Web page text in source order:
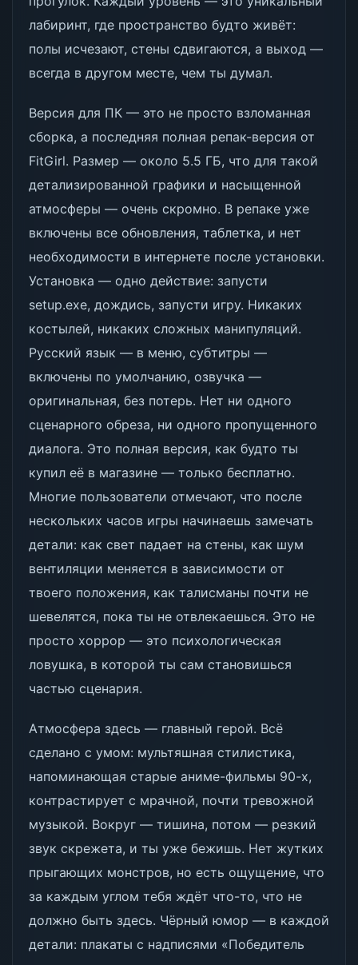
лабиринт, где пространство будто живёт:
полы исчезают, стены сдвигаются, а выход —
всегда в другом месте, чем ты думал.
Версия для ПК — это не просто взломанная
сборка, а последняя полная репак-версия от
FitGirl. Размер — около 5.5 ГБ, что для такой
детализированной графики и насыщенной
атмосферы — очень скромно. В репаке уже
включены все обновления, таблетка, и нет
необходимости в интернете после установки.
Установка — одно действие: запусти
setup.exe, дождись, запусти игру. Никаких
костылей, никаких сложных манипуляций.
Русский язык — в меню, субтитры —
включены по умолчанию, озвучка —
оригинальная, без потерь. Нет ни одного
сценарного обреза, ни одного пропущенного
диалога. Это полная версия, как будто ты
купил её в магазине — только бесплатно.
Многие пользователи отмечают, что после
нескольких часов игры начинаешь замечать
детали: как свет падает на стены, как шум
вентиляции меняется в зависимости от
твоего положения, как талисманы почти не
шевелятся, пока ты не отвлекаешься. Это не
просто хоррор — это психологическая
ловушка, в которой ты сам становишься
частью сценария.
Атмосфера здесь — главный герой. Всё
сделано с умом: мультяшная стилистика,
напоминающая старые аниме-фильмы 90-х,
контрастирует с мрачной, почти тревожной
музыкой. Вокруг — тишина, потом — резкий
звук скрежета, и ты уже бежишь. Нет жутких
прыгающих монстров, но есть ощущение, что
за каждым углом тебя ждёт что-то, что не
должно быть здесь. Чёрный юмор — в каждой
детали: плакаты с надписями «Победитель